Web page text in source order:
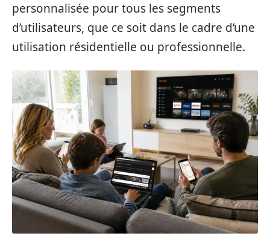
personnalisée pour tous les segments
d’utilisateurs, que ce soit dans le cadre d’une
utilisation résidentielle ou professionnelle.